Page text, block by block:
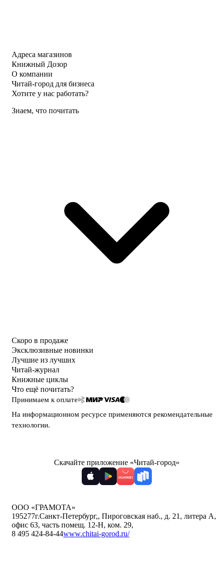
Адреса магазинов
Книжный Дозор
О компании
Читай-город для бизнеса
Хотите у нас работать?
Знаем, что почитать
Скоро в продаже
Эксклюзивные новинки
Лучшие из лучших
Читай-журнал
Книжные циклы
Что ещё почитать?
Принимаем к оплате
На информационном ресурсе применяются рекомендательные
технологии.
Скачайте приложение «Читай-город»
ООО «ГРАМОТА»
195277г.Санкт-Петербург,, Пироговская наб., д. 21, литера А,
офис 63, часть помещ. 12-Н, ком. 29,
8 495 424-84-44www.chitai-gorod.ru/